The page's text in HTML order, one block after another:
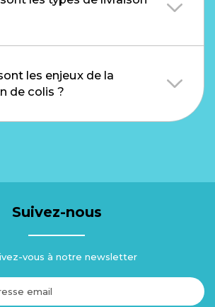
les enjeux de la
de colis ?
Suivez-nous
vous à notre newsletter